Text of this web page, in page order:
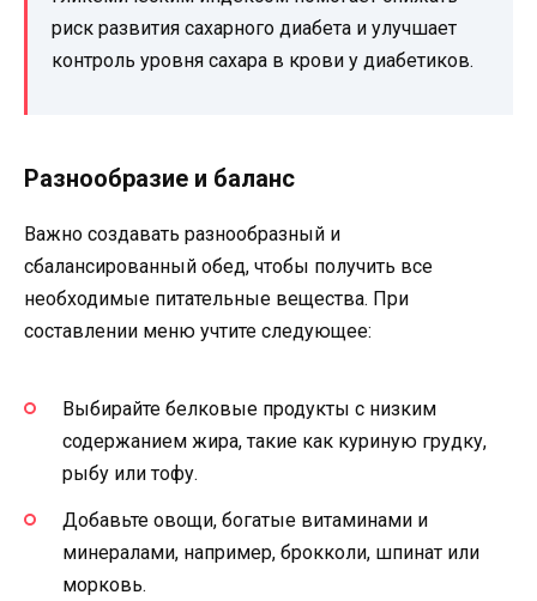
риск развития сахарного диабета и улучшает
контроль уровня сахара в крови у диабетиков.
Разнообразие и баланс
Важно создавать разнообразный и
сбалансированный обед, чтобы получить все
необходимые питательные вещества. При
составлении меню учтите следующее:
Выбирайте белковые продукты с низким
содержанием жира, такие как куриную грудку,
рыбу или тофу.
Добавьте овощи, богатые витаминами и
минералами, например, брокколи, шпинат или
морковь.